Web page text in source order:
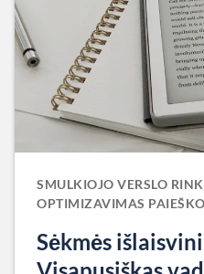
SMULKIOJO VERSLO
OPTIMIZAVIMAS
Sėkmės